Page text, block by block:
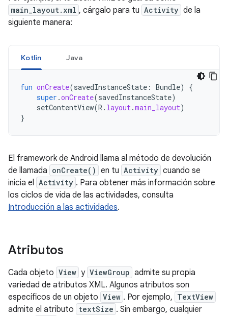
main_layout.xml , cárgalo para tu Activity de la
siguiente manera:
Kotlin Java
fun onCreate(savedInstanceState : Bundle)
{
super .onCreate(savedInstanceState)
setContentView(R . layout.main_layout)
}
El framework de Android llama al método de devolución
de llamada onCreate() en tu Activity cuando se
inicia el Activity . Para obtener más información sobre
los ciclos de vida de las actividades, consulta
Introducción a las actividades.
Atributos
Cada objeto View y ViewGroup admite su propia
variedad de atributos XML. Algunos atributos son
específicos de un objeto View . Por ejemplo, TextView
admite el atributo textSize . Sin embargo, cualquier